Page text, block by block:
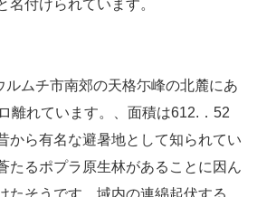
名付けられています。
ムチ市南郊の天格尓峰の北麓にあ
離れています。、面積は612.．52
から有名な避暑地として知られてい
たるポプラ原生林があることに因ん
たそうです。域内の連綿起伏する